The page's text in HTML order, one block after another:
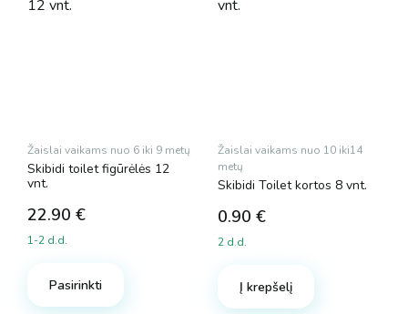
Žaislai vaikams nuo 6 iki 9 metų
Skibidi toilet figūrėlės 12
vnt.
22.90 €
1-2 d.d.
Pasirinkti
Žaislai vaikams nuo 10 iki14
metų
Skibidi Toilet kortos 8 vnt.
0.90 €
2 d.d.
Į krepšelį